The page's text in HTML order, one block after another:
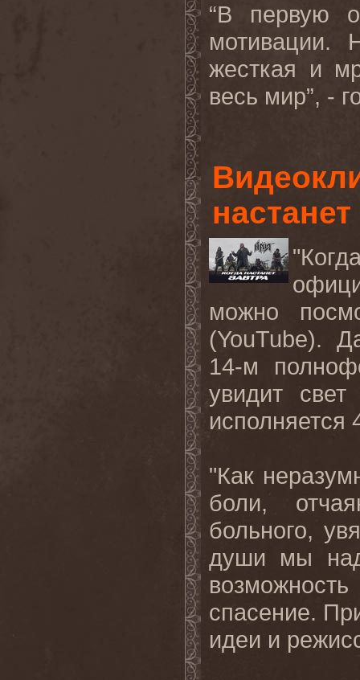
“В первую
жесткая и
весь мир”, -
можно
(YouTube).
14-м
увидит
исполняется
"Как
боли,
больного,
души мы
спасение.
идеи и